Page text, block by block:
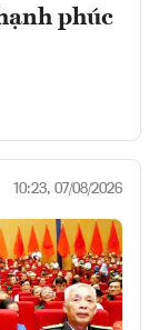
phúc
10:23, 07/08/2026